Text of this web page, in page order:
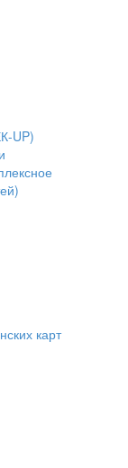
UP)
карт